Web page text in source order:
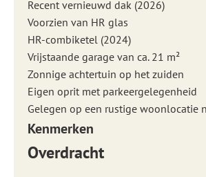
Recent vernieuwd dak (2026)
Voorzien van HR glas
HR-combiketel (2024)
Vrijstaande garage van ca. 21 m²
Zonnige achtertuin op het zuiden
Eigen oprit met parkeergelegenheid
Gelegen op een rustige woonlocatie
Kenmerken
Overdracht